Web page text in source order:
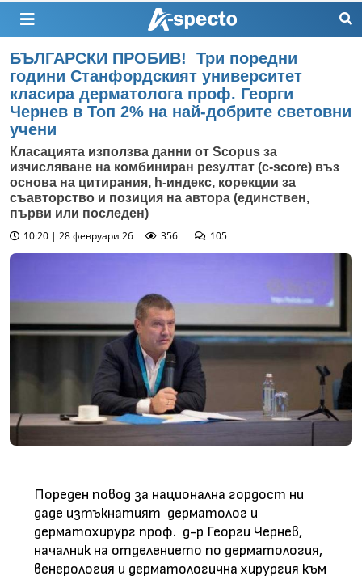
БЪЛГАРСКИ ПРОБИВ! Три поредни
години Станфордският университет
класира дерматолога проф. Георги
Чернев в Топ 2% на най-добрите световни
учени
Класацията използва данни от Scopus за
изчисляване на комбиниран резултат (c-score) въз
основа на цитирания, h-индекс, корекции за
съавторство и позиция на автора (единствен,
първи или последен)
10:20 | 28 февруари 26
356 105
Пореден повод за национална гордост ни
даде изтъкнатият дерматолог и
дерматохирург проф. д-р Георги Чернев,
началник на отделението по дерматология,
венерология и дерматологична хирургия към